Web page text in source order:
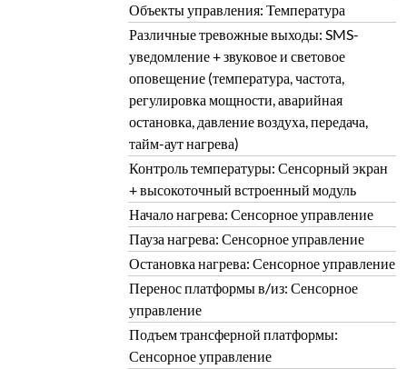
Объекты управления: Температура
Различные тревожные выходы: SMS-
уведомление + звуковое и световое
оповещение (температура, частота,
регулировка мощности, аварийная
остановка, давление воздуха, передача,
тайм-аут нагрева)
Контроль температуры: Сенсорный экран
+ высокоточный встроенный модуль
Начало нагрева: Сенсорное управление
Пауза нагрева: Сенсорное управление
Остановка нагрева: Сенсорное управление
Перенос платформы в/из: Сенсорное
управление
Подъем трансферной платформы:
Сенсорное управление